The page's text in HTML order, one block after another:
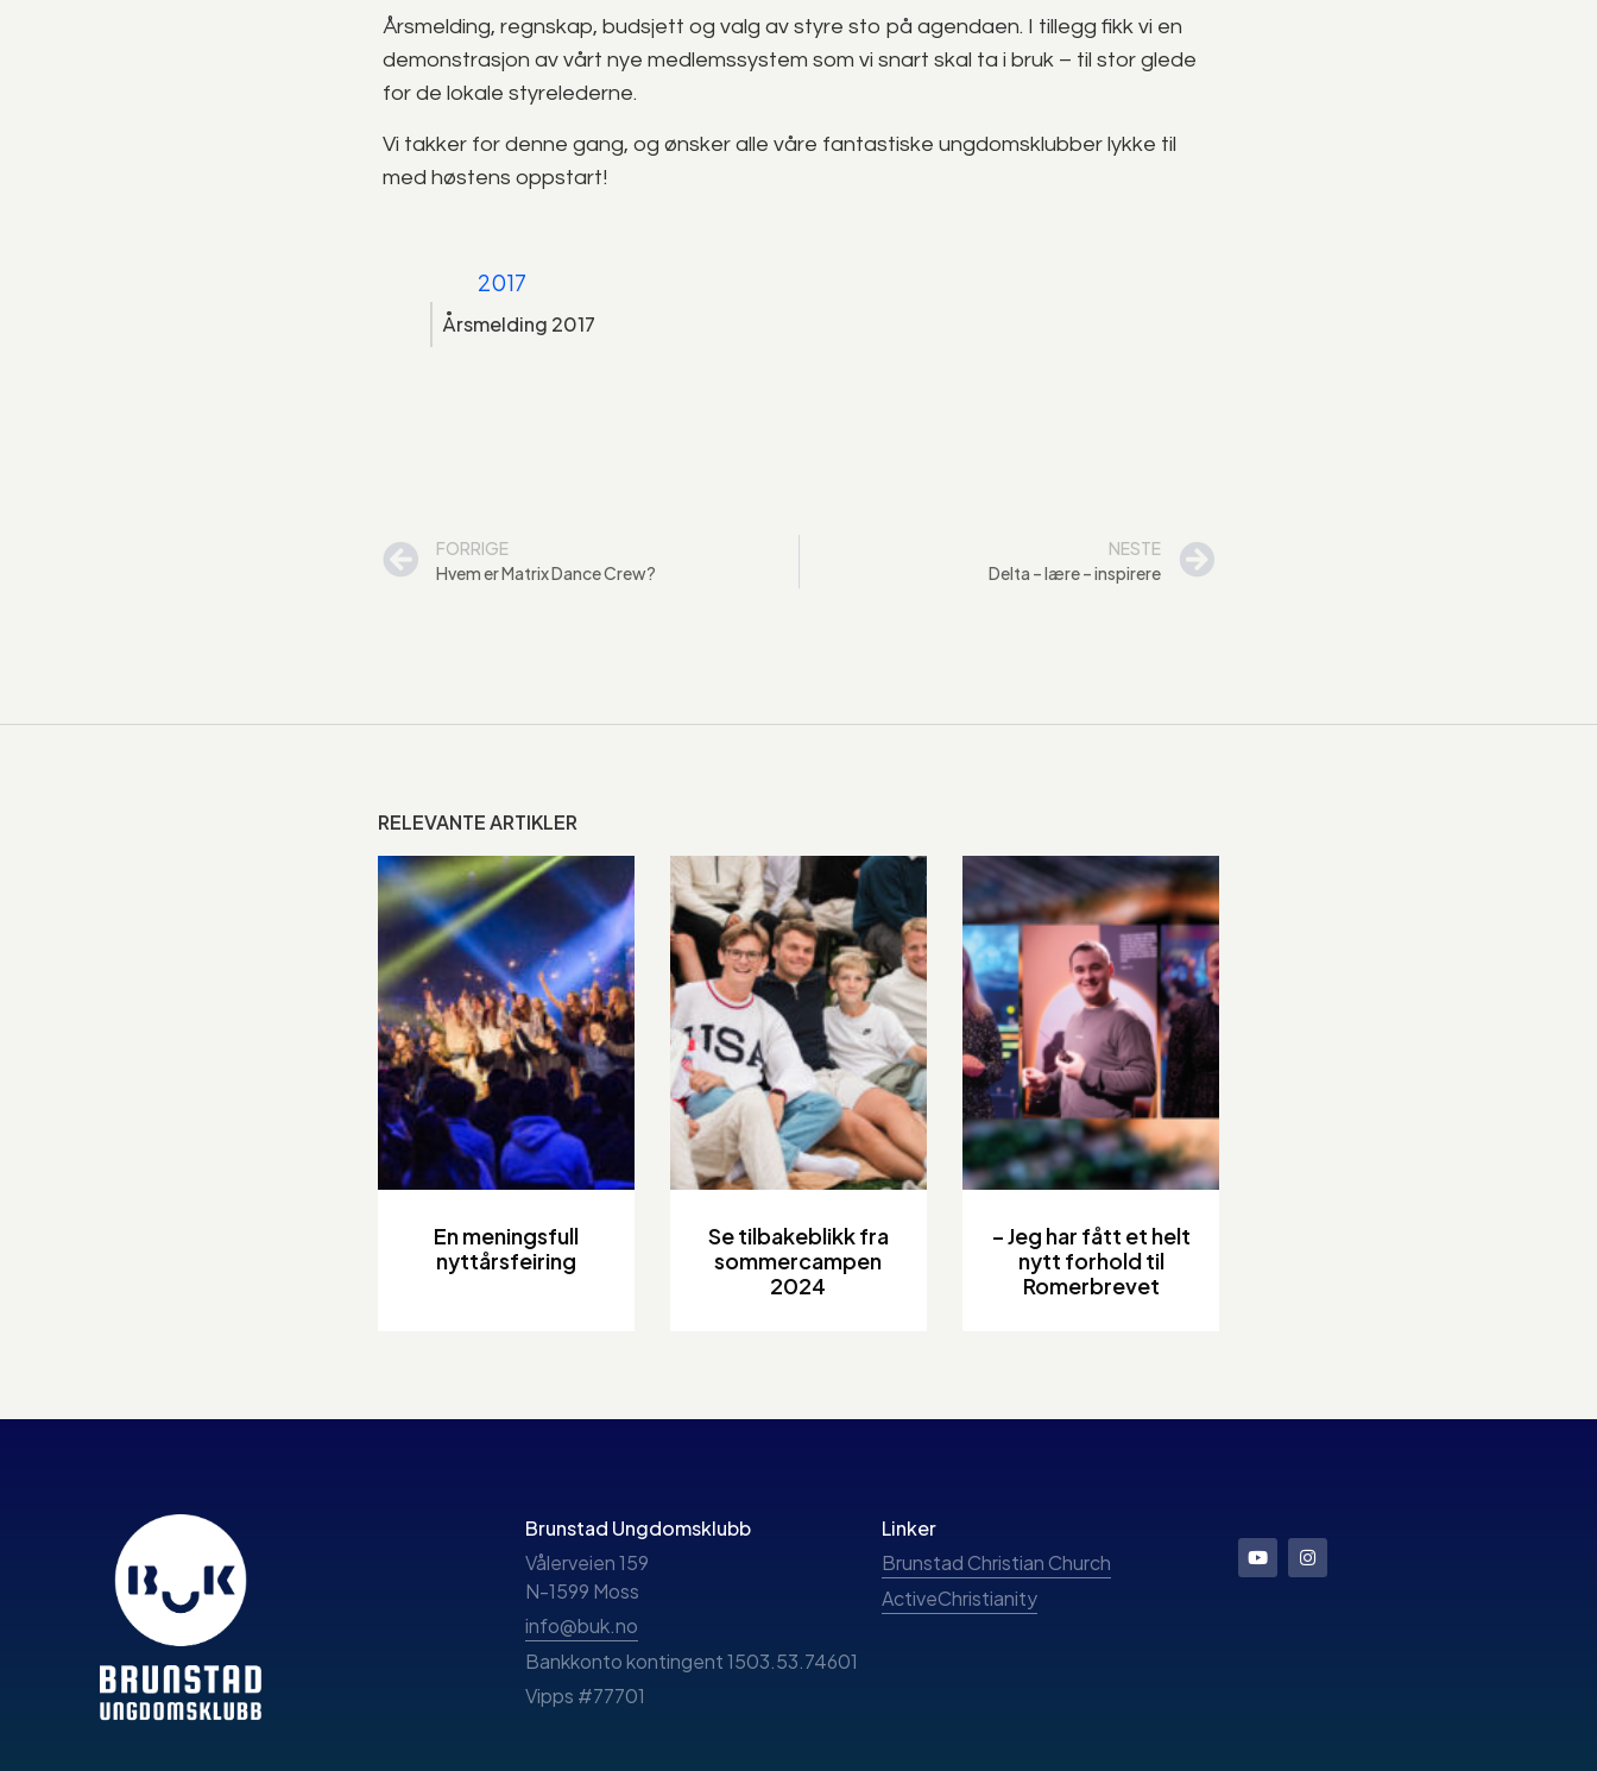
Årsmelding, regnskap, budsjett og valg av styre sto på agendaen. I tillegg fikk vi en
demonstrasjon av vårt nye medlemssystem som vi snart skal ta i bruk – til stor glede
for de lokale styrelederne.
Vi takker for denne gang, og ønsker alle våre fantastiske ungdomsklubber lykke til
med høstens oppstart!
2017
Årsmelding 2017
FORRIGE
Hvem er Matrix Dance Crew?
NESTE
Delta – lære – inspirere
RELEVANTE ARTIKLER
En meningsfull
nyttårsfeiring
Se tilbakeblikk fra
sommercampen
2024
– Jeg har fått et helt
nytt forhold til
Romerbrevet
Brunstad Ungdomsklubb
Vålerveien 159
N-1599 Moss
info@buk.no
Bankkonto kontingent 1503.53.74601
Vipps #77701
Linker
Brunstad Christian Church
ActiveChristianity